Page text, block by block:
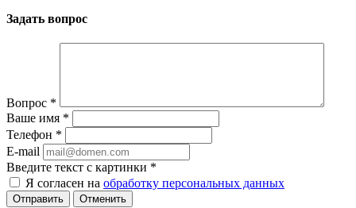
Задать вопрос
Вопрос *
Ваше имя *
Телефон *
E-mail
Введите текст с картинки *
Я согласен на обработку персональных данных
Отменить